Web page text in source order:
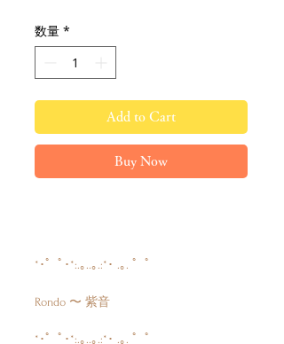
数量 *
Add to Cart
Buy Now
*･゜ﾟ･*:.｡..｡.:*･ .｡. ゜ﾟ
Rondo 〜 紫音
*･゜ﾟ･*:.｡..｡.:*･ .｡. ゜ﾟ